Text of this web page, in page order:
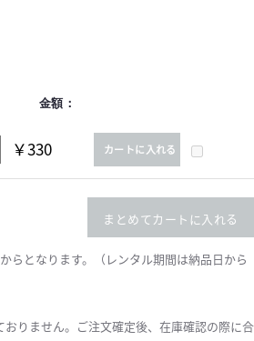
金額：
￥330 カートに入れる
まとめてカートに入れる
らとなります。（レンタル期間は納品日から
おりません。ご注文確定後、在庫確認の際に合